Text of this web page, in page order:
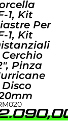
1, Kit
Per
1, Kit
Cerchio
Pinza
Disco